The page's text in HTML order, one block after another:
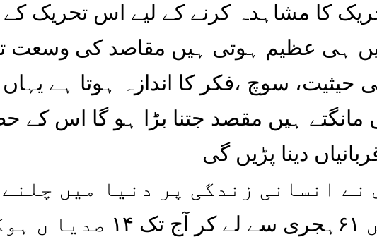
کا مشاہدہ کرنے کے لیے اس تحریک کے
ہی عظیم ہوتی ہیں مقاصد کی وسعت
سوچ ،فکر کا اندازہ ہوتا ہے یہاں
ہیں مقصد جتنا بڑا ہو گا اس کے
دینا پڑیں گی
نے انسانی زندگی پر دنیا میں
تحریکوں سے زیادہ اثرات چھوڑے